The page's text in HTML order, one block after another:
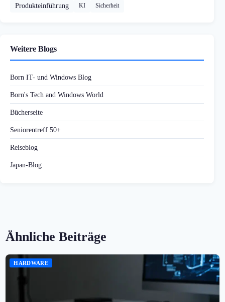
Produkteinführung KI Sicherheit
Weitere Blogs
Born IT- und Windows Blog
Born's Tech and Windows World
Bücherseite
Seniorentreff 50+
Reiseblog
Japan-Blog
Ähnliche Beiträge
HARDWARE